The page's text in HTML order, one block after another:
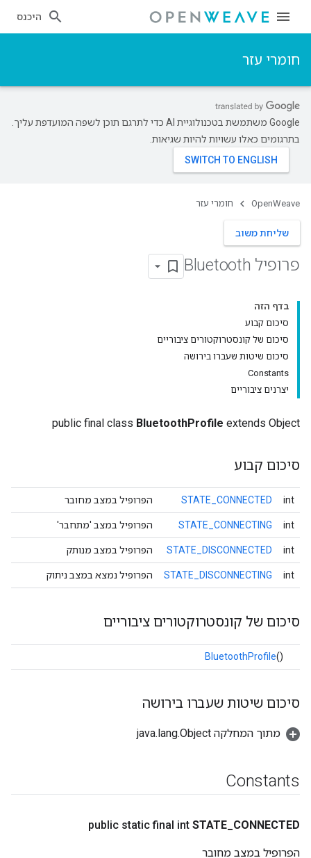
היכנס
חומרי עזר
‫Google משתמשת בטכנולוגיית AI כדי לתרגם תוכן לשפה המועדפת עליך.
בתרגומים כאלו עשויות להיות שגיאות.
OpenWeave חומרי עזר
שליחת משוב
פרופיל Bluetooth
בדף הזה
סיכום קבוע
סיכום של קונסטרוקטורים ציבוריים
סיכום שיטות שעברו בירושה
Constants
יצרנים ציבוריים
public final class BluetoothProfile extends Object
סיכום קבוע
int
STATE_CONNECTED הפרופיל במצב מחובר
int
STATE_CONNECTING הפרופיל במצב 'מתחבר'
int
STATE_DISCONNECTED הפרופיל במצב מנותק
int
STATE_DISCONNECTING הפרופיל נמצא במצב ניתוק
סיכום של קונסטרוקטורים ציבוריים
BluetoothProfile()
סיכום שיטות שעברו בירושה
מתוך המחלקה java.lang.Object
Constants
public static final int STATE CONNECTED
הפרופיל במצב מחובר